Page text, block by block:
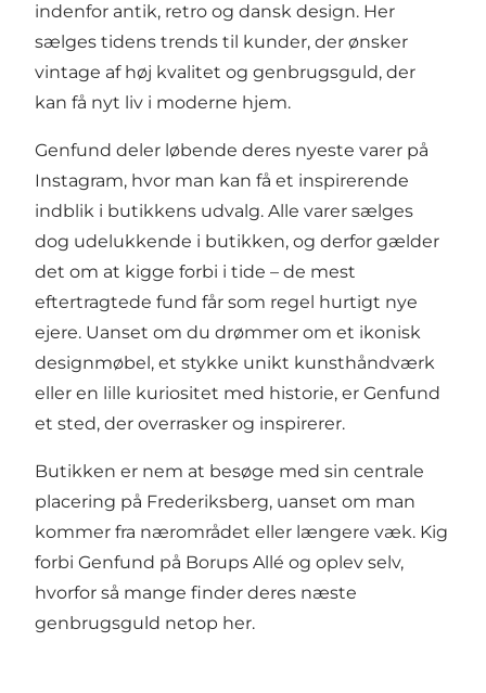
indenfor antik, retro og dansk design. Her
sælges tidens trends til kunder, der ønsker
vintage af høj kvalitet og genbrugsguld, der
kan få nyt liv i moderne hjem.
Genfund deler løbende deres nyeste varer på
Instagram, hvor man kan få et inspirerende
indblik i butikkens udvalg. Alle varer sælges
dog udelukkende i butikken, og derfor gælder
det om at kigge forbi i tide – de mest
eftertragtede fund får som regel hurtigt nye
ejere. Uanset om du drømmer om et ikonisk
designmøbel, et stykke unikt kunsthåndværk
eller en lille kuriositet med historie, er Genfund
et sted, der overrasker og inspirerer.
Butikken er nem at besøge med sin centrale
placering på Frederiksberg, uanset om man
kommer fra nærområdet eller længere væk. Kig
forbi Genfund på Borups Allé og oplev selv,
hvorfor så mange finder deres næste
genbrugsguld netop her.